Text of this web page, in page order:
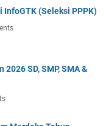
InfoGTK (Seleksi PPPK)
SD, SMP, SMA &